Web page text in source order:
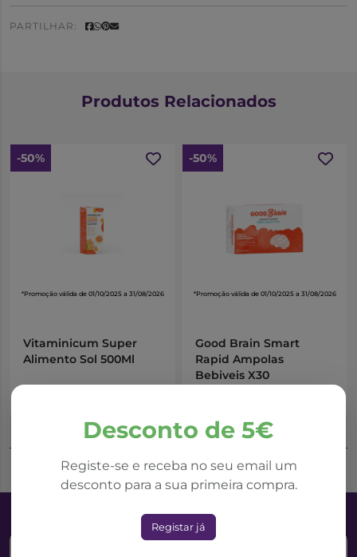
PARTILHAR:
Desconto de 5€
Registe-se e receba no seu email um
desconto para a sua primeira compra.
Registar já
Produtos Relacionados
-50%
*Promoção válida de 01/10/2025 a 31/08/2026
Vitaminicum Super
Alimento Sol 500Ml
Adicionar ao Carrinho
-50%
*Promoção válida de 01/10/2025 a 31/08/2026
Good Brain Smart
Rapid Ampolas
Bebiveis X30
Adicionar ao Carrinho